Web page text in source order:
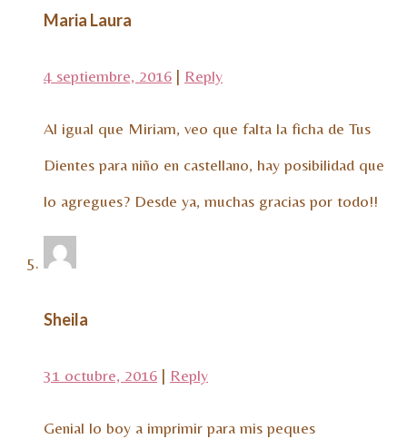
Maria Laura
4 septiembre, 2016 | Reply
Al igual que Miriam, veo que falta la ficha de Tus
Dientes para niño en castellano, hay posibilidad que
lo agregues? Desde ya, muchas gracias por todo!!
Sheila
31 octubre, 2016 | Reply
Genial lo boy a imprimir para mis peques